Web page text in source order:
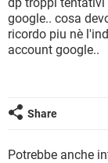
HARDWARE
INSTAGRAM
TIKTOK
google.. cosa
ricordo piu nè
account google..
Share
Potrebbe anche